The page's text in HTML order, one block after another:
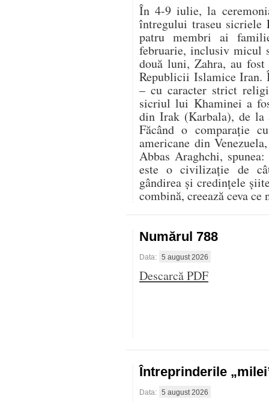
În 4-9 iulie, la
întregului traseu
patru membri ai
februarie, inclusiv micul
două luni, Zahra, au
Republicii Islamice Iran.
– cu caracter strict
sicriul lui Khaminei a
din Irak (Karbala), de
Făcând o comparație
americane din
Abbas Araghchi,
este o civilizație de
gândirea și credințele
combină, creează ceva
Numărul 788
Data: 5 august 2026
Descarcă PDF
Întreprinderile
Data: 5 august 2026